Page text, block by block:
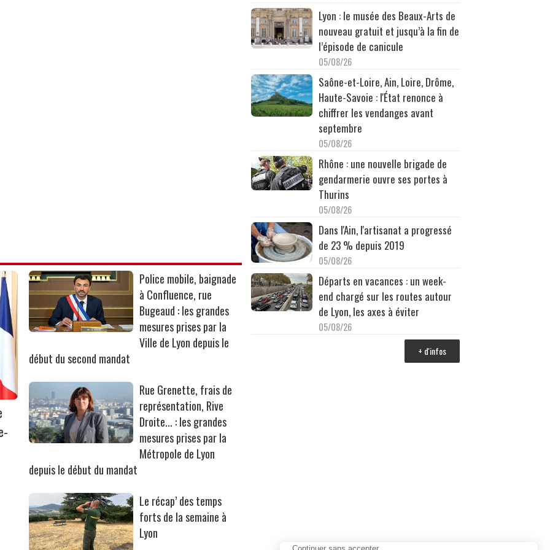
Police mobile, baignade
à Confluence, rue
Bugeaud : les grandes
mesures prises par la
Ville de Lyon depuis le
début du second mandat
Rue Grenette, frais de
représentation, Rive
Droite... : les grandes
mesures prises par la
Métropole de Lyon
depuis le début du mandat
Le récap’ des temps
forts de la semaine à
Lyon
Lyon : le musée des Beaux-Arts de
nouveau gratuit et jusqu’à la fin de
l’épisode de canicule
05/08/26
Saône-et-Loire, Ain, Loire, Drôme,
Haute-Savoie : l'État renonce à
chiffrer les vendanges avant
septembre
05/08/26
Rhône : une nouvelle brigade de
gendarmerie ouvre ses portes à
Thurins
05/08/26
Dans l'Ain, l'artisanat a progressé
de 23 % depuis 2019
05/08/26
Départs en vacances : un week-
end chargé sur les routes autour
de Lyon, les axes à éviter
05/08/26
+ d'infos